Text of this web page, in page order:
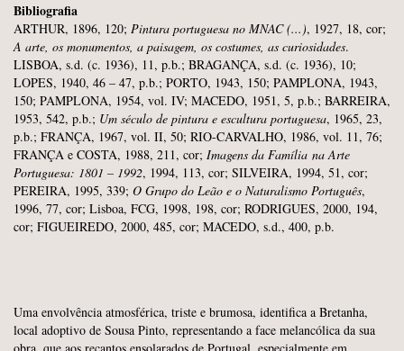
Bibliografia
ARTHUR, 1896, 120; Pintura portuguesa no MNAC (...), 1927, 18, cor;
A arte, os monumentos, a paisagem, os costumes, as curiosidades.
LISBOA, s.d. (c. 1936), 11, p.b.; BRAGANÇA, s.d. (c. 1936), 10;
LOPES, 1940, 46 – 47, p.b.; PORTO, 1943, 150; PAMPLONA, 1943,
150; PAMPLONA, 1954, vol. IV; MACEDO, 1951, 5, p.b.; BARREIRA,
1953, 542, p.b.; Um século de pintura e escultura portuguesa, 1965, 23,
p.b.; FRANÇA, 1967, vol. II, 50; RIO-CARVALHO, 1986, vol. 11, 76;
FRANÇA e COSTA, 1988, 211, cor; Imagens da Família na Arte
Portuguesa: 1801 – 1992, 1994, 113, cor; SILVEIRA, 1994, 51, cor;
PEREIRA, 1995, 339; O Grupo do Leão e o Naturalismo Português,
1996, 77, cor; Lisboa, FCG, 1998, 198, cor; RODRIGUES, 2000, 194,
cor; FIGUEIREDO, 2000, 485, cor; MACEDO, s.d., 400, p.b.
Uma envolvência atmosférica, triste e brumosa, identifica a Bretanha,
local adoptivo de Sousa Pinto, representando a face melancólica da sua